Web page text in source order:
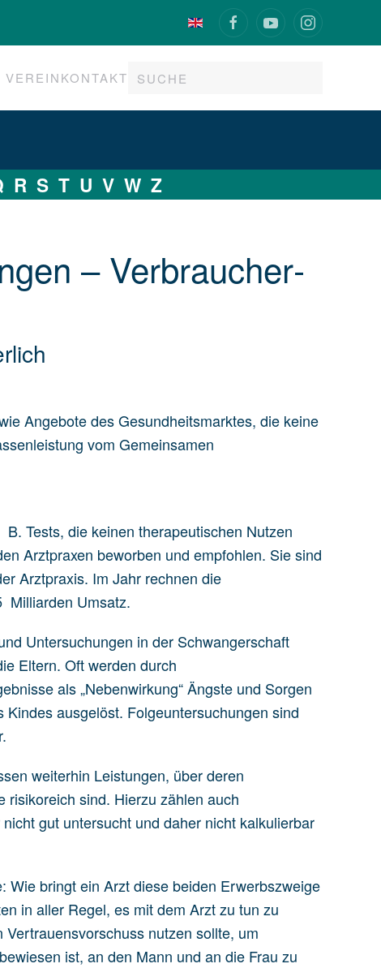
VEREINKONTAKT
R S T U V W Z
– Ver­brau­cher­
Angebote des Gesundheitsmarktes, die keine
vom Gemeinsamen
Tests, die keinen therapeutischen Nutzen
Arztpraxen beworben und empfohlen. Sie sind
Arztpraxis. Im Jahr rechnen die
Milliarden Umsatz.
Untersuchungen in der Schwangerschaft
Eltern. Oft werden durch
als „Nebenwirkung“ Ängste und Sorgen
Kindes ausgelöst. Folgeuntersuchungen sind
weiterhin Leistungen, über deren
risikoreich sind. Hierzu zählen auch
gut untersucht und daher nicht kalkulierbar
Wie bringt ein Arzt diese beiden Erwerbszweige
in aller Regel, es mit dem Arzt zu tun zu
nutzen sollte, um
ist, an den Mann und an die Frau zu